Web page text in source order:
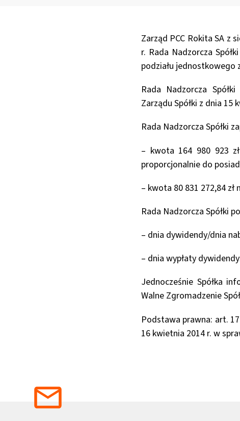
Zarząd PCC Rokita SA z
r. Rada Nadzorcza
podziału jednostkowego
Rada Nadzorcza
Zarządu Spółki z dnia 15
Rada Nadzorcza Spółki
– kwota 164 980 923
proporcjonalnie do
– kwota 80 831 272,84 zł
Rada Nadzorcza Spółki
– dnia dywidendy/dnia
– dnia wypłaty
Jednocześnie Spółka
Walne Zgromadzenie
Podstawa prawna: art.
16 kwietnia 2014 r. w